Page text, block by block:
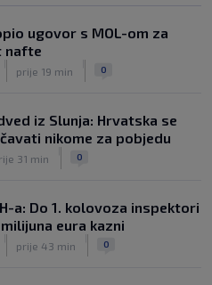
ugovor s MOL-om za
nafte
prije 19 min 0
iz Slunja: Hrvatska se
nikome za pobjedu
31 min 0
a: Do 1. kolovoza inspektori
eura kazni
prije 43 min 0